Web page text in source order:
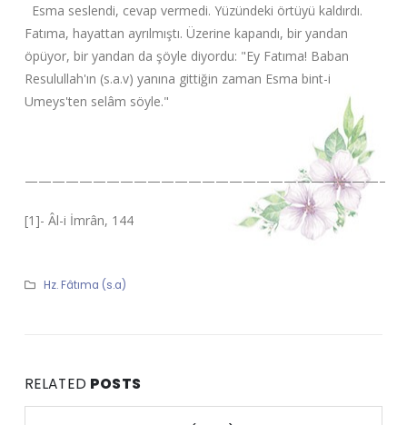
Esma seslendi, cevap vermedi. Yüzündeki örtüyü kaldırdı.
Fatıma, hayattan ayrılmıştı. Üzerine kapandı, bir yandan
öpüyor, bir yandan da şöyle diyordu: "Ey Fatıma! Baban
Resulullah'ın (s.a.v) yanına gittiğin zaman Esma bint-i
Umeys'ten selâm söyle."
——————————————————————————–
[1]- Âl-i İmrân, 144
Hz. Fâtıma (s.a)
RELATED POSTS